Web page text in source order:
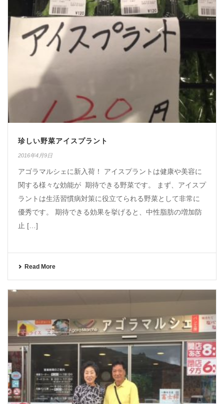
珍しい野菜アイスプラント
2016年4月9日
アゴラマルシェに新入荷！ アイスプラントは健康や美容に
関する様々な効能が 期待できる野菜です。 まず、アイスプ
ラントは生活習慣病対策に役立てられる野菜として非常に
優秀です。 期待できる効果を挙げると、中性脂肪の増加防
止 […]
Read More